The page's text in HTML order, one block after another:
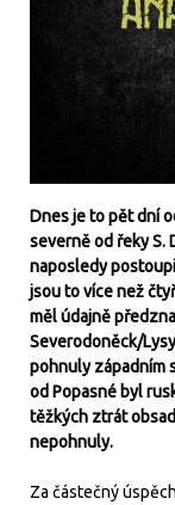
Dnes je to pět dní
severně od řeky S.
naposledy
jsou to více než
měl údajně
Severodoněck/
pohnuly západním
od Popasné byl
těžkých ztrát
nepohnuly.
Za částečný